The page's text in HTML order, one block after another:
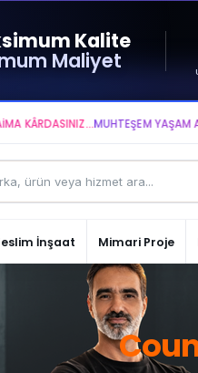
Kalite
Maliyet
MUHTEŞEM YAŞAM
İnşaat Mimari Proje